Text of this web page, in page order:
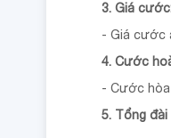
3. Giá
- Giá cước
4. Cước
- Cước hòa
5. Tổng